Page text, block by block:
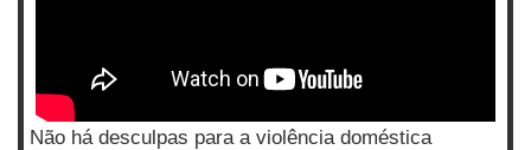
Não há desculpas para a violência doméstica